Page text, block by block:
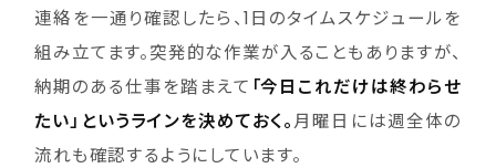
連絡を一通り確認したら、1日のタイムスケジュールを
組み立てます。突発的な作業が入ることもありますが、
納期のある仕事を踏まえて 「今日これだけは終わらせ
たい」というラインを決めておく。月曜日には週全体の
流れも確認するようにしています。